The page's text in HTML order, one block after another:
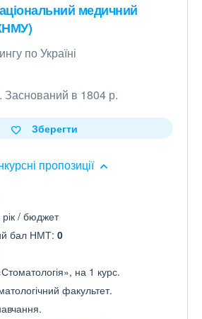
медичний
по Україні
в 1804 р.
пропозиції
Зберегти
/ бюджет
бал НМТ: 0
на 1 курс.
факультет.